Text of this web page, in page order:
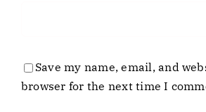
Save my name, email, and
browser for the next time I